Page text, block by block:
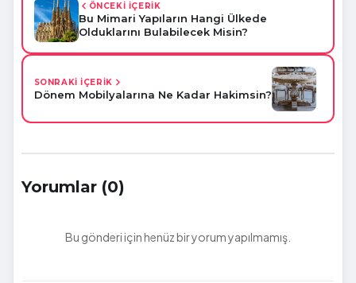
ÖNCEKİ İÇERİK
Bu Mimari Yapıların Hangi Ülkede
Olduklarını Bulabilecek Misin?
SONRAKİ İÇERİK
Dönem Mobilyalarına Ne Kadar Hakimsin?
Yorumlar (0)
Bu gönderi için henüz bir yorum yapılmamış.